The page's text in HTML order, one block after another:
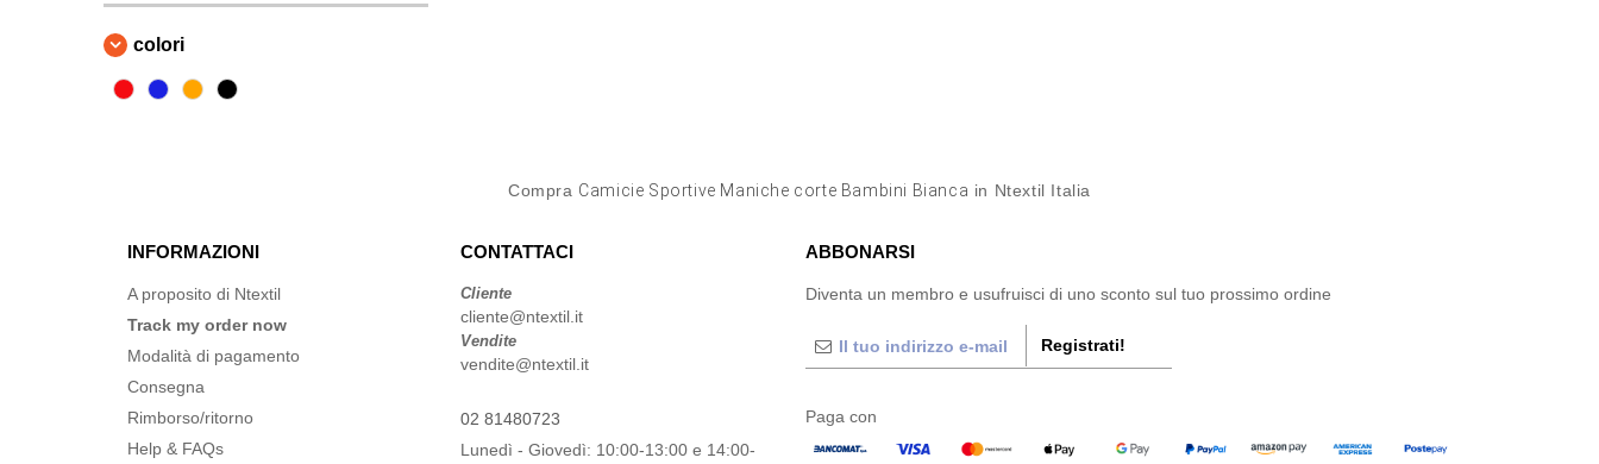
colori
Compra Camicie Sportive Maniche corte Bambini Bianca in Ntextil Italia
INFORMAZIONI
A proposito di Ntextil
Track my order now
Modalità di pagamento
Consegna
Rimborso/ritorno
Help & FAQs
CONTATTACI
Cliente
cliente@ntextil.it
Vendite
vendite@ntextil.it
02 81480723
Lunedì - Giovedì: 10:00-13:00 e 14:00-
ABBONARSI
Diventa un membro e usufruisci di uno sconto sul tuo prossimo ordine
Registrati!
Paga con